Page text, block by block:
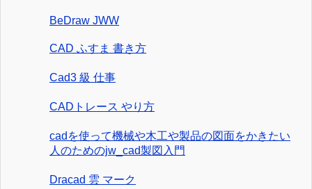
BeDraw JWW
CAD ふすま 書き方
Cad3 級 仕事
CADトレース やり方
cadを使って機械や木工や製品の図面をかきたい
人のためのjw_cad製図入門
Dracad 雲 マーク